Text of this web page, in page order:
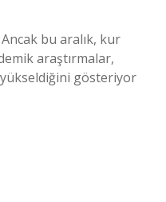
bu aralık, kur
araştırmalar,
gösteriyor